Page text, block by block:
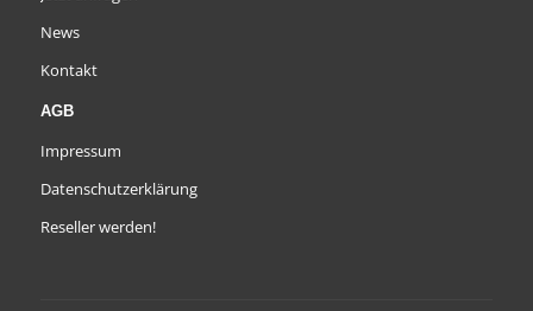
News
Kontakt
AGB
Impressum
Datenschutzerklärung
Reseller werden!